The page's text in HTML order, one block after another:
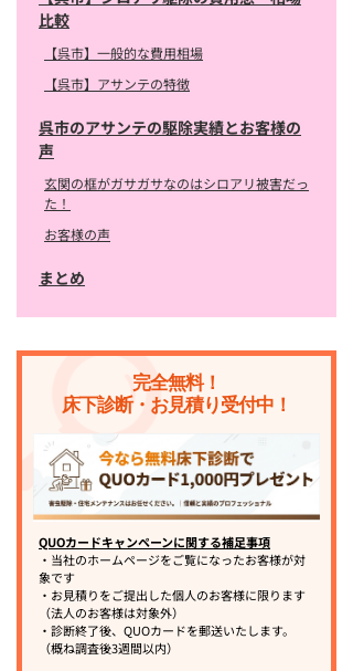
比較
【呉市】一般的な費用相場
【呉市】アサンテの特徴
呉市のアサンテの駆除実績とお客様の
声
玄関の框がガサガサなのはシロアリ被害だっ
た！
お客様の声
まとめ
完全無料！
床下診断・お見積り受付中！
QUOカードキャンペーンに関する補足事項
・当社のホームページをご覧になったお客様が対
象です
・お見積りをご提出した個人のお客様に限ります
（法人のお客様は対象外）
・診断終了後、QUOカードを郵送いたします。
（概ね調査後3週間以内）